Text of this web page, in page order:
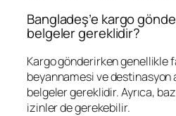
Bangladeş’e kargo
belgeler gereklidir?
Kargo gönderirken genellikle
beyannamesi ve
belgeler gereklidir. Ayrıca,
izinler de gerekebilir.